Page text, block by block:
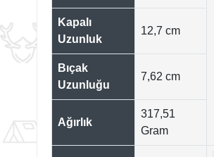
Kapalı
Uzunluk
12,7 cm
Bıçak
Uzunluğu
7,62 cm
Ağırlık
317,51
Gram